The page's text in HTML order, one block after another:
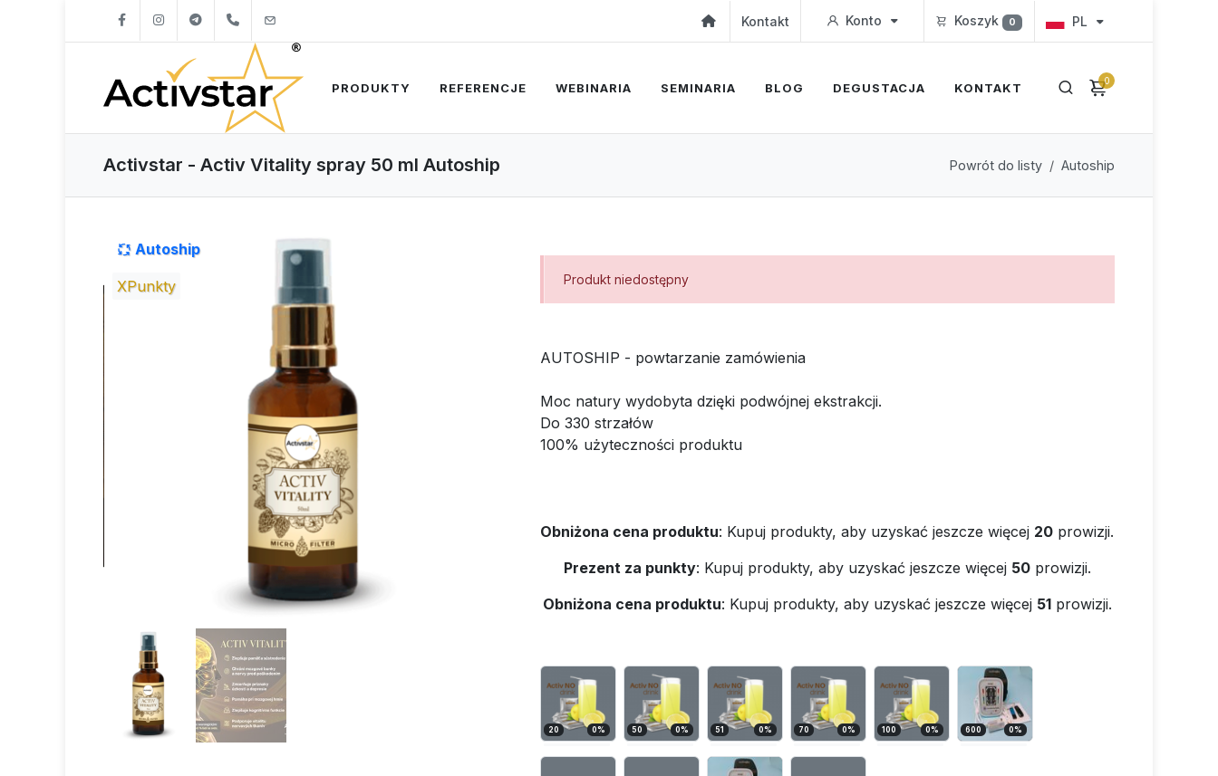
+421904262747 Kontakt Konto Koszyk 0 PL
0
PRODUKTY REFERENCJE WEBINARIA SEMINARIA BLOG DEGUSTACJA KONTAKT
Activstar - Activ Vitality spray 50 ml Autoship Powrót do listy Autoship
Autoship
XPunkty Produkt niedostępny
AUTOSHIP - powtarzanie zamówienia
Moc natury wydobyta dzięki podwójnej ekstrakcji.
Do 330 strzałów
100% użyteczności produktu
Obniżona cena produktu: Kupuj produkty, aby uzyskać jeszcze więcej 20 prowizji.
Prezent za punkty: Kupuj produkty, aby uzyskać jeszcze więcej 50prowizji.
Obniżona cena produktu: Kupuj produkty, aby uzyskać jeszcze więcej 51prowizji.
20 0% 50 0% 51 0% 70 0% 100 0% 600 0%